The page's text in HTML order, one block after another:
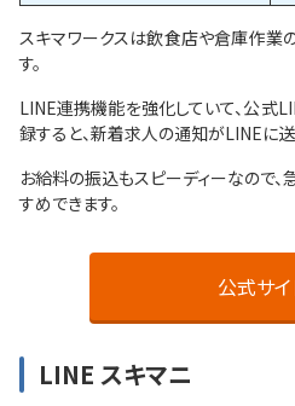
スキマワークスは飲食店や倉庫作業
す。
LINE連携機能を強化していて、公式
録すると、新着求人の通知がLINEに送
お給料の振込もスピーディーなので
すめできます。
公式サイ
LINE スキマニ